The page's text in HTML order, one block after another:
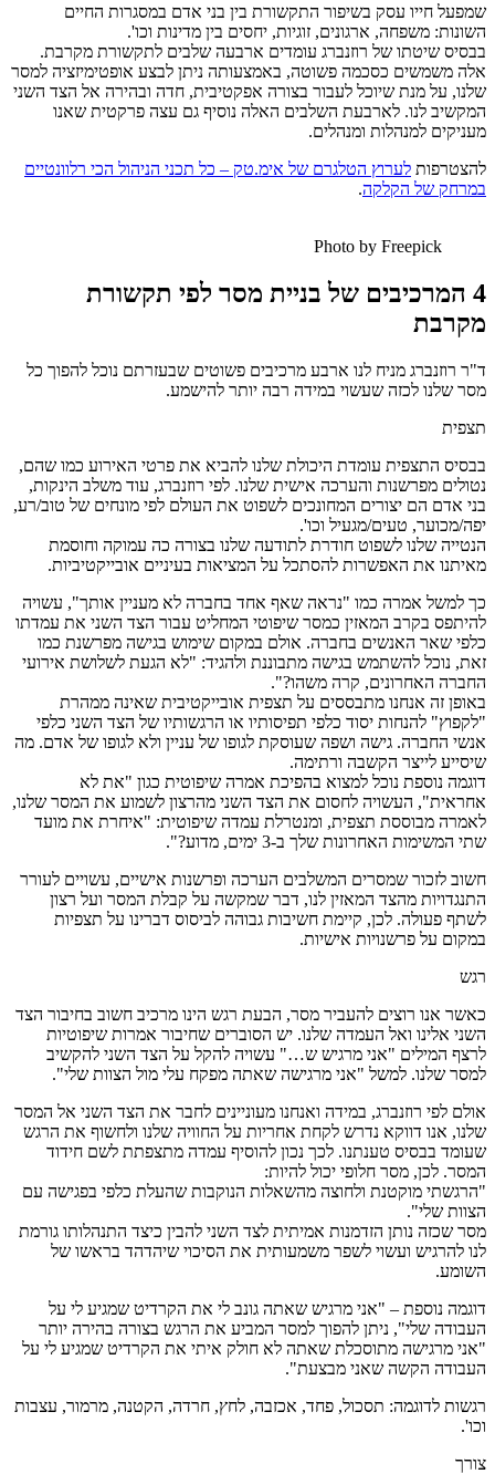
שמפעל חייו עסק בשיפור התקשורת בין בני אדם במסגרות החיים
השונות: משפחה, ארגונים, זוגיות, יחסים בין מדינות וכו'.
בבסיס שיטתו של רוזנברג עומדים ארבעה שלבים לתקשורת מקרבת.
אלה משמשים כסכמה פשוטה, באמצעותה ניתן לבצע אופטימיזציה למסר
שלנו, על מנת שיוכל לעבור בצורה אפקטיבית, חדה ובהירה אל הצד השני
המקשיב לנו. לארבעת השלבים האלה נוסיף גם עצה פרקטית שאנו
מעניקים למנהלות ומנהלים.
להצטרפות לערוץ הטלגרם של אימ.טק – כל תכני הניהול הכי רלוונטיים
במרחק של הקלקה.
Photo by Freepick
4 המרכיבים של בניית מסר לפי תקשורת
מקרבת
ד"ר רוזנברג מניח לנו ארבע מרכיבים פשוטים שבעזרתם נוכל להפוך כל
מסר שלנו לכזה שעשוי במידה רבה יותר להישמע.
תצפית
בבסיס התצפית עומדת היכולת שלנו להביא את פרטי האירוע כמו שהם,
נטולים מפרשנות והערכה אישית שלנו. לפי רוזנברג, עוד משלב הינקות,
בני אדם הם יצורים המחונכים לשפוט את העולם לפי מונחים של טוב/רע,
יפה/מכוער, טעים/מגעיל וכו'.
הנטייה שלנו לשפוט חודרת לתודעה שלנו בצורה כה עמוקה וחוסמת
מאיתנו את האפשרות להסתכל על המציאות בעיניים אובייקטיביות.
כך למשל אמרה כמו "נראה שאף אחד בחברה לא מעניין אותך", עשויה
להיתפס בקרב המאזין כמסר שיפוטי המחליט עבור הצד השני את עמדתו
כלפי שאר האנשים בחברה. אולם במקום שימוש בגישה מפרשנת כמו
זאת, נוכל להשתמש בגישה מתבוננת ולהגיד: "לא הגעת לשלושת אירועי
החברה האחרונים, קרה משהו?".
באופן זה אנחנו מתבססים על תצפית אובייקטיבית שאינה ממהרת
"לקפוץ" להנחות יסוד כלפי תפיסותיו או הרגשותיו של הצד השני כלפי
אנשי החברה. גישה ושפה שעוסקת לגופו של עניין ולא לגופו של אדם. מה
שיסייע לייצר הקשבה ורתימה.
דוגמה נוספת נוכל למצוא בהפיכת אמרה שיפוטית כגון "את לא
אחראית", העשויה לחסום את הצד השני מהרצון לשמוע את המסר שלנו,
לאמרה מבוססת תצפית, ומנטרלת עמדה שיפוטית: "איחרת את מועד
שתי המשימות האחרונות שלך ב-3 ימים, מדוע?".
חשוב לזכור שמסרים המשלבים הערכה ופרשנות אישיים, עשויים לעורר
התנגדויות מהצד המאזין לנו, דבר שמקשה על קבלת המסר ועל רצון
לשתף פעולה. לכן, קיימת חשיבות גבוהה לביסוס דברינו על תצפיות
במקום על פרשנויות אישיות.
רגש
כאשר אנו רוצים להעביר מסר, הבעת רגש הינו מרכיב חשוב בחיבור הצד
השני אלינו ואל העמדה שלנו. יש הסוברים שחיבור אמרות שיפוטיות
לרצף המילים "אני מרגיש ש…" עשויה להקל על הצד השני להקשיב
למסר שלנו. למשל "אני מרגישה שאתה מפקח עלי מול הצוות שלי".
אולם לפי רוזנברג, במידה ואנחנו מעוניינים לחבר את הצד השני אל המסר
שלנו, אנו דווקא נדרש לקחת אחריות על החוויה שלנו ולחשוף את הרגש
שעומד בבסיס טענתנו. לכך נכון להוסיף עמדה מתצפתת לשם חידוד
המסר. לכן, מסר חלופי יכול להיות:
"הרגשתי מוקטנת ולחוצה מהשאלות הנוקבות שהעלת כלפי בפגישה עם
הצוות שלי".
מסר שכזה נותן הזדמנות אמיתית לצד השני להבין כיצד התנהלותו גורמת
לנו להרגיש ועשוי לשפר משמעותית את הסיכוי שיהדהד בראשו של
השומע.
דוגמה נוספת – "אני מרגיש שאתה גונב לי את הקרדיט שמגיע לי על
העבודה שלי", ניתן להפוך למסר המביע את הרגש בצורה בהירה יותר
"אני מרגישה מתוסכלת שאתה לא חולק איתי את הקרדיט שמגיע לי על
העבודה הקשה שאני מבצעת".
רגשות לדוגמה: תסכול, פחד, אכזבה, לחץ, חרדה, הקטנה, מרמור, עצבות
וכו'.
צורך